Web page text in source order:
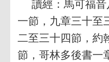
讀經：馬可福
一節，九章三十至
二至三十四節，約
節，哥林多後書一